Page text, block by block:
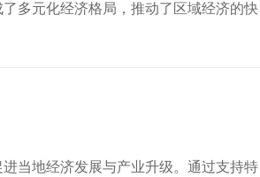
多元化经济格局，推动了区域经济的快
当地经济发展与产业升级。通过支持特